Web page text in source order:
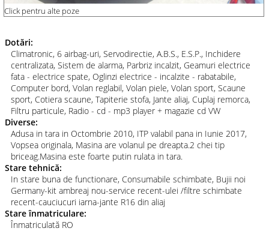
Click pentru alte poze
Dotări:
Climatronic, 6 airbag-uri, Servodirectie, A.B.S., E.S.P., Inchidere
centralizata, Sistem de alarma, Parbriz incalzit, Geamuri electrice
fata - electrice spate, Oglinzi electrice - incalzite - rabatabile,
Computer bord, Volan reglabil, Volan piele, Volan sport, Scaune
sport, Cotiera scaune, Tapiterie stofa, Jante aliaj, Cuplaj remorca,
Filtru particule, Radio - cd - mp3 player + magazie cd VW
Diverse:
Adusa in tara in Octombrie 2010, ITP valabil pana in Iunie 2017,
Vopsea originala, Masina are volanul pe dreapta.2 chei tip
briceag.Masina este foarte putin rulata in tara.
Stare tehnică:
In stare buna de functionare, Consumabile schimbate, Bujii noi
Germany-kit ambreaj nou-service recent-ulei /filtre schimbate
recent-cauciucuri iarna-jante R16 din aliaj
Stare înmatriculare:
Înmatriculată RO